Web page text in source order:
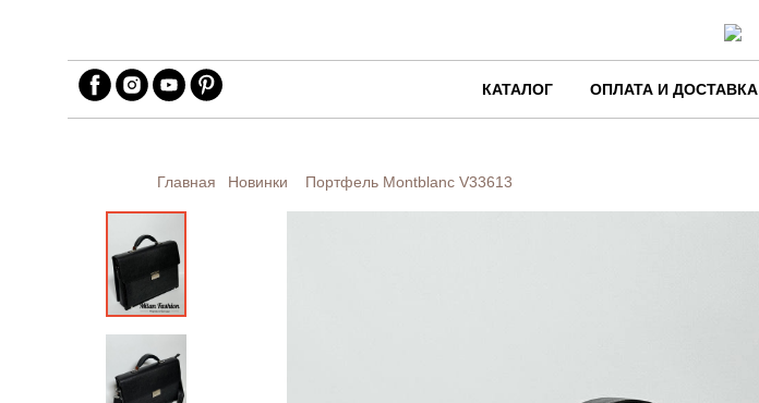
КАТАЛОГ ОПЛАТА И ДОСТАВКА
Главная Новинки Портфель Montblanc V33613